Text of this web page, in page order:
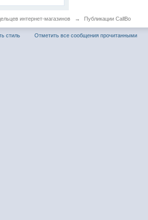
интернет-магазинов → Публикации CallBo
стиль Отметить все сообщения прочитанными